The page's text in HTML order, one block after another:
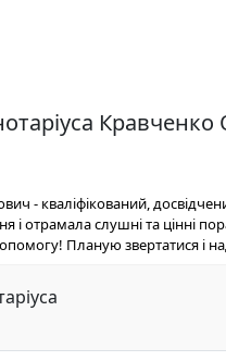
- кваліфікований,
отрамала слушні та цінні
Планую звертатися і